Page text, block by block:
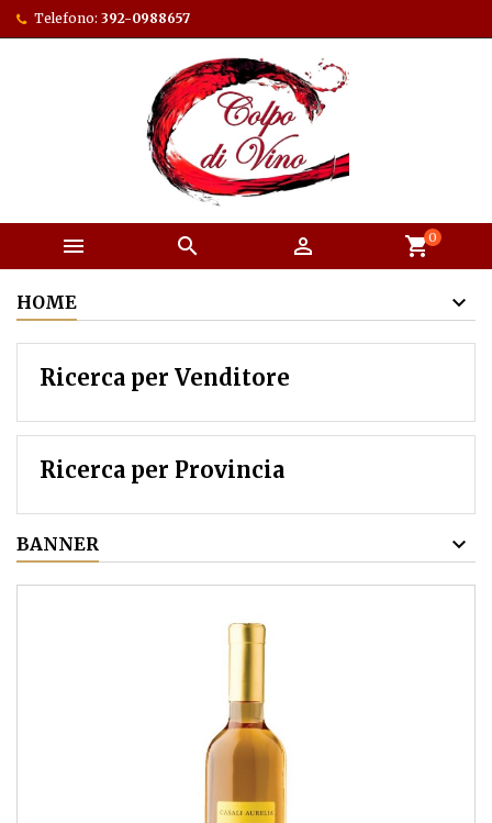
Telefono: 392-0988657
   shopping_cart0
HOME
Ricerca per Venditore
Ricerca per Provincia
BANNER